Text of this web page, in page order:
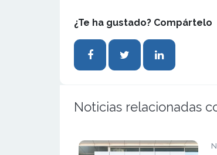
¿Te ha gustado? Compártelo
Noticias relacionadas